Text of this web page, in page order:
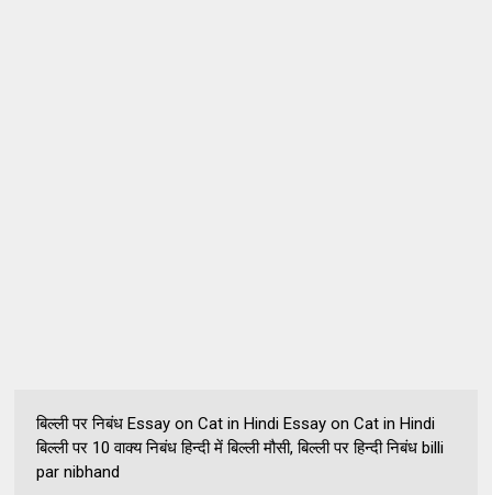
बिल्ली पर निबंध Essay on Cat in Hindi Essay on Cat in Hindi
बिल्ली पर 10 वाक्य निबंध हिन्दी में बिल्ली मौसी, बिल्ली पर हिन्दी निबंध billi
par nibhand